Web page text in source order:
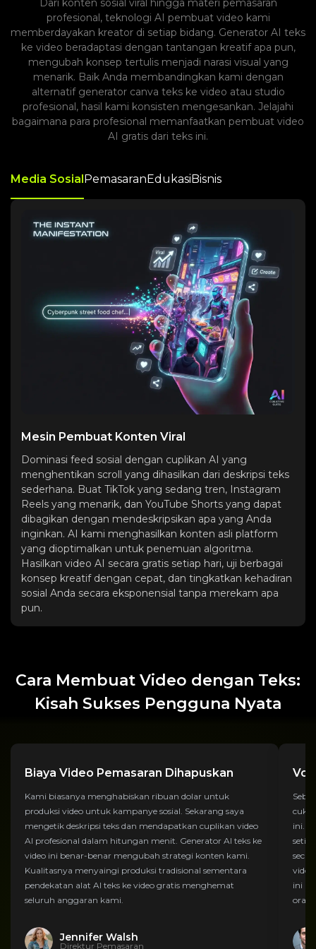
Dari konten sosial viral hingga materi pemasaran
profesional, teknologi AI pembuat video kami
memberdayakan kreator di setiap bidang. Generator AI teks
ke video beradaptasi dengan tantangan kreatif apa pun,
mengubah konsep tertulis menjadi narasi visual yang
menarik. Baik Anda membandingkan kami dengan
alternatif generator canva teks ke video atau studio
profesional, hasil kami konsisten mengesankan. Jelajahi
bagaimana para profesional memanfaatkan pembuat video
AI gratis dari teks ini.
Media SosialPemasaranEdukasiBisnis
Mesin Pembuat Konten Viral
Dominasi feed sosial dengan cuplikan AI yang
menghentikan scroll yang dihasilkan dari deskripsi teks
sederhana. Buat TikTok yang sedang tren, Instagram
Reels yang menarik, dan YouTube Shorts yang dapat
dibagikan dengan mendeskripsikan apa yang Anda
inginkan. AI kami menghasilkan konten asli platform
yang dioptimalkan untuk penemuan algoritma.
Hasilkan video AI secara gratis setiap hari, uji berbagai
konsep kreatif dengan cepat, dan tingkatkan kehadiran
sosial Anda secara eksponensial tanpa merekam apa
pun.
Cara Membuat Video dengan Teks:
Kisah Sukses Pengguna Nyata
Biaya Video Pemasaran Dihapuskan
Kami biasanya menghabiskan ribuan dolar untuk
produksi video untuk kampanye sosial. Sekarang saya
mengetik deskripsi teks dan mendapatkan cuplikan video
AI profesional dalam hitungan menit. Generator AI teks ke
video ini benar-benar mengubah strategi konten kami.
Kualitasnya menyaingi produksi tradisional sementara
pendekatan alat AI teks ke video gratis menghemat
seluruh anggaran kami.
Jennifer Walsh
Direktur Pemasaran
ini.
ini